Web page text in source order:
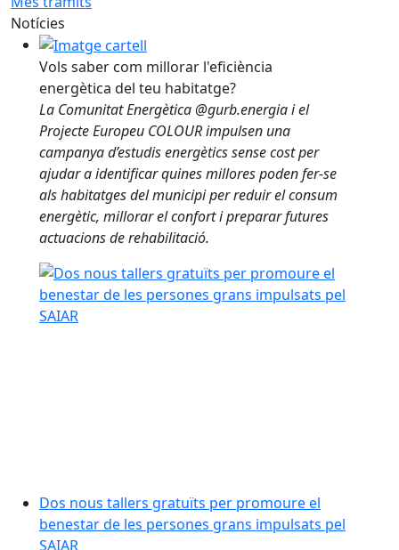
Notícies
Vols saber com millorar l'eficiència energètica del
Vols saber com millorar l'eficiència
energètica del teu habitatge?
La Comunitat Energètica @gurb.energia i el
Projecte Europeu COLOUR impulsen una
campanya d’estudis energètics sense cost per
ajudar a identificar quines millores poden fer-se
als habitatges del municipi per reduir el consum
energètic, millorar el confort i preparar futures
actuacions de rehabilitació.
Dos nous tallers gratuïts per promoure el
benestar de les persones grans impulsats pel
SAIAR